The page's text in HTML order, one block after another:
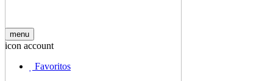
menu
icon account
Favoritos